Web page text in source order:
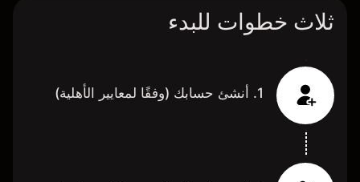
ثلاث خطوات للبدء
1. أنشئ حسابك (وفقًا لمعايير الأهلية)